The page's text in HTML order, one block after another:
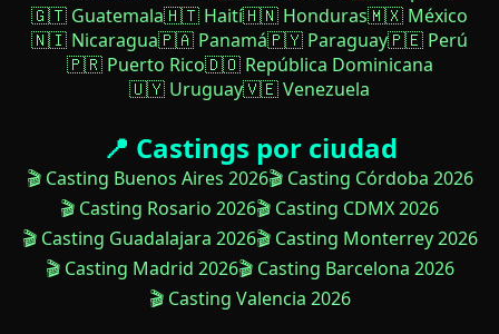
🇬🇹 Guatemala🇭🇹 Haití🇭🇳 Honduras🇲🇽 México
🇳🇮 Nicaragua🇵🇦 Panamá🇵🇾 Paraguay🇵🇪 Perú
🇵🇷 Puerto Rico🇩🇴 República Dominicana
🇺🇾 Uruguay🇻🇪 Venezuela
📍 Castings por ciudad
🎬 Casting Buenos Aires 2026🎬 Casting Córdoba 2026
🎬 Casting Rosario 2026🎬 Casting CDMX 2026
🎬 Casting Guadalajara 2026🎬 Casting Monterrey 2026
🎬 Casting Madrid 2026🎬 Casting Barcelona 2026
🎬 Casting Valencia 2026